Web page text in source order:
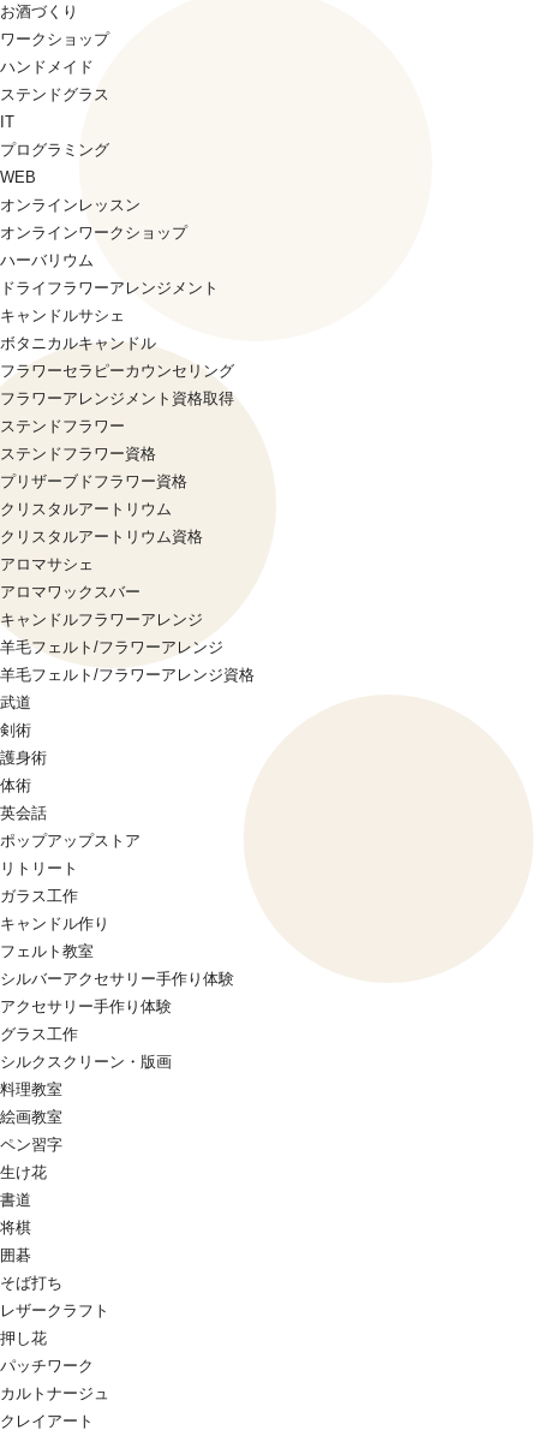
お酒づくり
ワークショップ
ハンドメイド
ステンドグラス
IT
プログラミング
WEB
オンラインレッスン
オンラインワークショップ
ハーバリウム
ドライフラワーアレンジメント
キャンドルサシェ
ボタニカルキャンドル
フラワーセラピーカウンセリング
フラワーアレンジメント資格取得
ステンドフラワー
ステンドフラワー資格
プリザーブドフラワー資格
クリスタルアートリウム
クリスタルアートリウム資格
アロマサシェ
アロマワックスバー
キャンドルフラワーアレンジ
羊毛フェルト/フラワーアレンジ
羊毛フェルト/フラワーアレンジ資格
武道
剣術
護身術
体術
英会話
ポップアップストア
リトリート
ガラス工作
キャンドル作り
フェルト教室
シルバーアクセサリー手作り体験
アクセサリー手作り体験
グラス工作
シルクスクリーン・版画
料理教室
絵画教室
ペン習字
生け花
書道
将棋
囲碁
そば打ち
レザークラフト
押し花
パッチワーク
カルトナージュ
クレイアート